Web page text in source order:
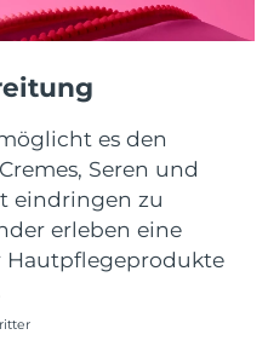
es den
Seren und
eindringen zu
erleben eine
Hautpflegeprodukte
Erwartete Lieferung
10/08/2026
Erwartete Lieferung
Erwartete Lieferung
09/08/2026
Erwartete Lieferung
17/08/2026